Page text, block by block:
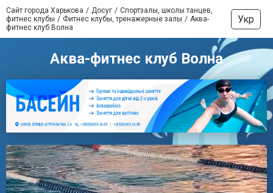
Сайт города Харькова Досуг
Спортзалы, школы танцев,
фитнес клубы
Фитнес клубы, тренажерные залы
Аква-
фитнес клуб Волна
Укр
Аква-фитнес клуб Волна